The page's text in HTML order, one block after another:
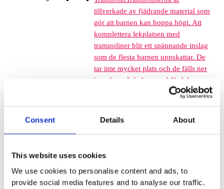
Consent Details About
This website uses cookies
We use cookies to personalise content and ads, to
provide social media features and to analyse our traffic.
tillverkade av fjädrande material som
gör att barnen kan hoppa högt. Att
komplettera lekplatsen med
trampoliner blir ett spännande inslag
som de flesta barnen uppskattar. De
tar inte mycket plats och de fälls ner
i marken så de kan med fördel
monteras mellan lekplatsutrustning
1 meter
Euroflex fallskyddsmatta 40